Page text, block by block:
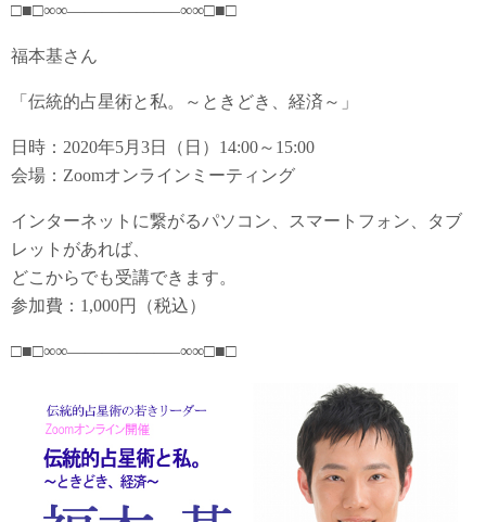
□■□∞∞——————–∞∞□■□
福本基さん
「伝統的占星術と私。～ときどき、経済～」
日時：2020年5月3日（日）14:00～15:00
会場：Zoomオンラインミーティング
インターネットに繋がるパソコン、スマートフォン、タブ
レットがあれば、
どこからでも受講できます。
参加費：1,000円（税込）
□■□∞∞——————–∞∞□■□